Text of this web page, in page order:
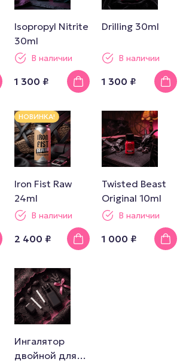
Isopropyl Nitrite
30ml
В наличии
1 300 ₽
Drilling 30ml
В наличии
1 300 ₽
НОВИНКА!
Iron Fist Raw
24ml
В наличии
2 400 ₽
Twisted Beast
Original 10ml
В наличии
1 000 ₽
Ингалятор
двойной для